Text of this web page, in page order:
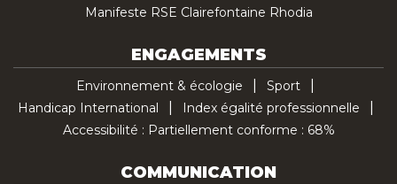
Manifeste RSE Clairefontaine Rhodia
ENGAGEMENTS
Environnement & écologie
Sport
Handicap International
Index égalité professionnelle
Accessibilité : Partiellement conforme : 68%
COMMUNICATION